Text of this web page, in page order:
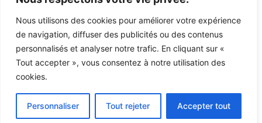
Nous utilisons des cookies pour améliorer votre expérience
de navigation, diffuser des publicités ou des contenus
personnalisés et analyser notre trafic. En cliquant sur «
Tout accepter », vous consentez à notre utilisation des
cookies.
Personnaliser Tout rejeter Accepter tout
Un site réalisé et référencé avec par l’agence D2 PROD
Copyright © 2023